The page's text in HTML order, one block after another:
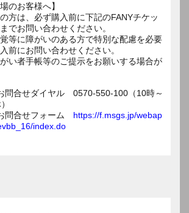
のお客様へ】
方は、必ず購入前に下記のFANYチケッ
でお問い合わせください。
等に障がいのある方で特別な配慮を必要
前にお問い合わせください。
い者手帳等のご提示をお願いする場合が
問合せダイヤル 0570-550-100（10時～
問合せフォーム https://f.msgs.jp/webap
index.do